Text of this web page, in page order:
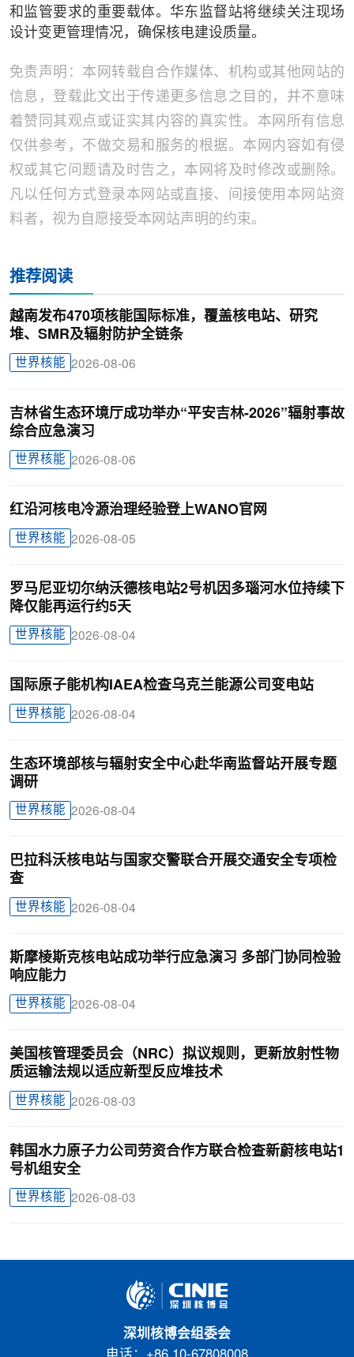
和监管要求的重要载体。华东监督站将继续关注现场
设计变更管理情况，确保核电建设质量。
免责声明：本网转载自合作媒体、机构或其他网站的
信息，登载此文出于传递更多信息之目的，并不意味
着赞同其观点或证实其内容的真实性。本网所有信息
仅供参考，不做交易和服务的根据。本网内容如有侵
权或其它问题请及时告之，本网将及时修改或删除。
凡以任何方式登录本网站或直接、间接使用本网站资
料者，视为自愿接受本网站声明的约束。
推荐阅读
越南发布470项核能国际标准，覆盖核电站、研究
堆、SMR及辐射防护全链条
世界核能 2026-08-06
吉林省生态环境厅成功举办“平安吉林-2026”辐射事故
综合应急演习
世界核能 2026-08-06
红沿河核电冷源治理经验登上WANO官网
世界核能 2026-08-05
罗马尼亚切尔纳沃德核电站2号机因多瑙河水位持续下
降仅能再运行约5天
世界核能 2026-08-04
国际原子能机构IAEA检查乌克兰能源公司变电站
世界核能 2026-08-04
生态环境部核与辐射安全中心赴华南监督站开展专题
调研
世界核能 2026-08-04
巴拉科沃核电站与国家交警联合开展交通安全专项检
查
世界核能 2026-08-04
斯摩棱斯克核电站成功举行应急演习 多部门协同检验
响应能力
世界核能 2026-08-04
美国核管理委员会（NRC）拟议规则，更新放射性物
质运输法规以适应新型反应堆技术
世界核能 2026-08-03
韩国水力原子力公司劳资合作方联合检查新蔚核电站1
号机组安全
世界核能 2026-08-03
深圳核博会组委会